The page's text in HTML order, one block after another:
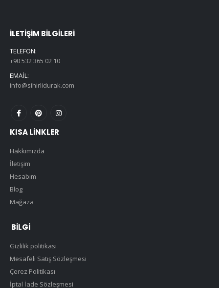
İLETIŞIM BILGILERI
TELEFON:
+90 532 365 02 10
EMAIL:
info@sihirlidurak.com
KISA LINKLER
Hakkımızda
İletişim
Hesabım
Blog
Mağaza
BILGI
Gizlilik politikası
Mesafeli Satış Sözleşmesi
Çerez Politikası
İptal İade Sözleşmesi